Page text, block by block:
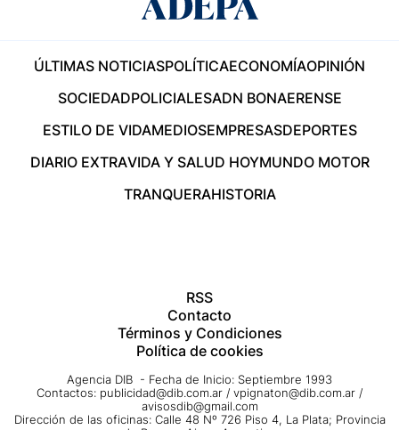
ÚLTIMAS NOTICIASPOLÍTICAECONOMÍAOPINIÓN
SOCIEDADPOLICIALESADN BONAERENSE
ESTILO DE VIDAMEDIOSEMPRESASDEPORTES
DIARIO EXTRAVIDA Y SALUD HOYMUNDO MOTOR
TRANQUERAHISTORIA
RSS
Contacto
Términos y Condiciones
Política de cookies
Agencia DIB - Fecha de Inicio: Septiembre 1993
Contactos: publicidad@dib.com.ar / vpignaton@dib.com.ar /
avisosdib@gmail.com
Dirección de las oficinas: Calle 48 Nº 726 Piso 4, La Plata; Provincia